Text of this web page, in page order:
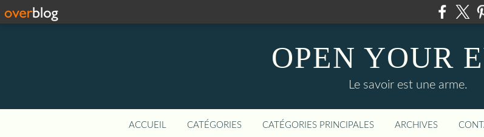
OPEN YOUR
Le savoir est une arme.
ACCUEIL CATÉGORIES CATÉGORIES PRINCIPALES ARCHIVES